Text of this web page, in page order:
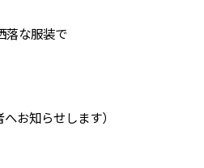
落な服装で
お知らせします）